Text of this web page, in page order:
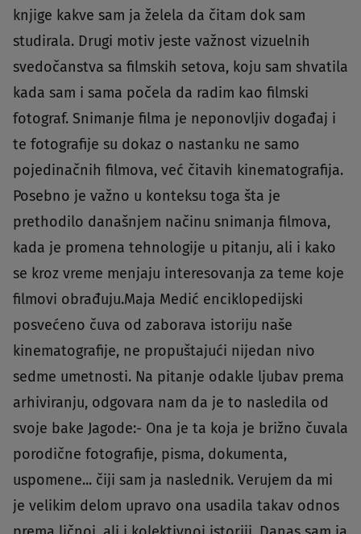
knjige kakve sam ja želela da čitam dok sam
studirala. Drugi motiv jeste važnost vizuelnih
svedočanstva sa filmskih setova, koju sam shvatila
kada sam i sama počela da radim kao filmski
fotograf. Snimanje filma je neponovljiv događaj i
te fotografije su dokaz o nastanku ne samo
pojedinačnih filmova, već čitavih kinematografija.
Posebno je važno u konteksu toga šta je
prethodilo današnjem načinu snimanja filmova,
kada je promena tehnologije u pitanju, ali i kako
se kroz vreme menjaju interesovanja za teme koje
filmovi obrađuju.Maja Medić enciklopedijski
posvećeno čuva od zaborava istoriju naše
kinematografije, ne propuštajući nijedan nivo
sedme umetnosti. Na pitanje odakle ljubav prema
arhiviranju, odgovara nam da je to nasledila od
svoje bake Jagode:- Ona je ta koja je brižno čuvala
porodične fotografije, pisma, dokumenta,
uspomene... čiji sam ja naslednik. Verujem da mi
je velikim delom upravo ona usadila takav odnos